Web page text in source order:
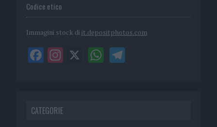
Codice etico
Immagini stock di it.depositphotos.com
CATEGORIE